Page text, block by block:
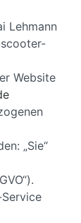
Lehmann
Website
„Sie“